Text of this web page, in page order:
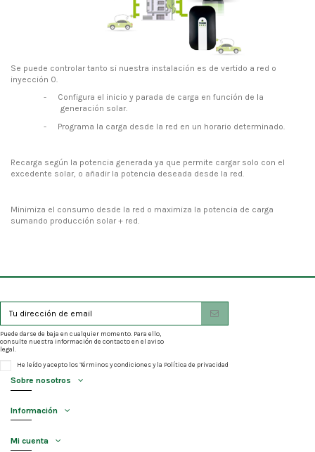
Se puede controlar tanto si nuestra instalación es de vertido a red o
inyección 0.
-
Configura el inicio y parada de carga en función de la
generación solar.
-
Programa la carga desde la red en un horario determinado.
Recarga según la potencia generada ya que permite cargar solo con el
excedente solar, o añadir la potencia deseada desde la red.
Minimiza el consumo desde la red o maximiza la potencia de carga
sumando producción solar + red.
Puede darse de baja en cualquier momento. Para ello,
consulte nuestra información de contacto en el aviso
legal.
He leído y acepto losTérminos y condicionesy la Política de privacidad
Sobre nosotros
Información
Mi cuenta